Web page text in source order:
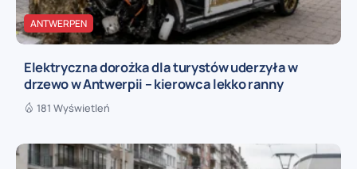
ANTWERPEN
Elektryczna dorożka dla turystów uderzyła w
drzewo w Antwerpii – kierowca lekko ranny
181 Wyświetleń